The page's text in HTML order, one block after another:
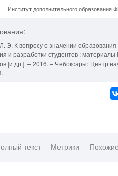
1 Институт дополнительного
Э. К вопросу о значении
и разработки студентов :
[и др.]. – 2016. – Чебоксары: Центр
текст Метрики